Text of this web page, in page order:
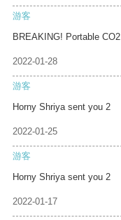
游客
BREAKING! Portable CO2
2022-01-28
游客
Horny Shriya sent you 2
2022-01-25
游客
Horny Shriya sent you 2
2022-01-17